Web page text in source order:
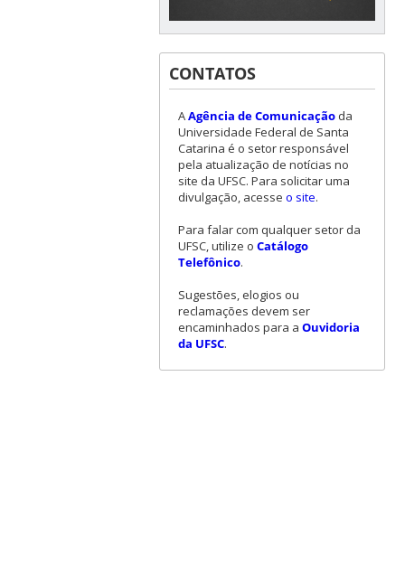
CONTATOS
AAgência de Comunicaçãoda
Universidade Federal de Santa
Catarina é o setor responsável
pela atualização de notícias no
site da UFSC. Para solicitar uma
divulgação, acesse o site.
Para falar com qualquer setor da
UFSC, utilize o Catálogo
Telefônico.
Sugestões, elogios ou
reclamações devem ser
encaminhados para a Ouvidoria
da UFSC.